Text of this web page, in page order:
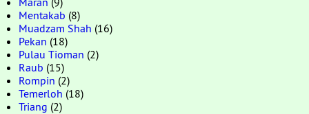
Mentakab (8)
Muadzam Shah (16)
Pekan (18)
Pulau Tioman (2)
Raub (15)
Rompin (2)
Temerloh (18)
Triang (2)